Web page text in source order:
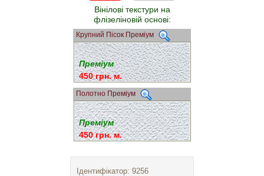
Вінілові текстури на
флізеліновій основі:
Крупний Пісок Преміум
Преміум
450 грн. м.
Полотно Преміум
Преміум
450 грн. м.
Ідентифікатор: 9256